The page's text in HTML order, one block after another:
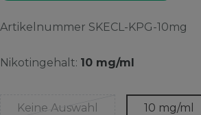
Artikelnummer SKECL-KPG-10mg
Nikotingehalt: 10 mg/ml
Keine Auswahl 10 mg/ml